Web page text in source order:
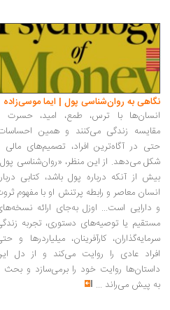
نگاهی به روان‌شناسی پول | ایما موسی‌زاده
انسان‌ها با ترس، طمع، امید، حسرت
مقایسه زندگی می‌کنند و همین
حتی در آگاه‌ترین افراد، تصمیم‌های مالی
شکل می‌دهد. از این منظر، «روان‌شناسی
بیش از آنکه درباره پول باشد، کتابی
انسان معاصر و رابطه پرتنش او با مفهوم
و دارایی است... اوزل به‌جای ارائه
مستقیم یا توصیه‌های دستوری، تجربه
سرمایه‌گذاران، کارآفرینان، میلیاردرها و
افراد عادی را روایت می‌کند و از دل
داستان‌ها روایت خود را برمی‌سازد و بحث
به پیش می‌راند ...